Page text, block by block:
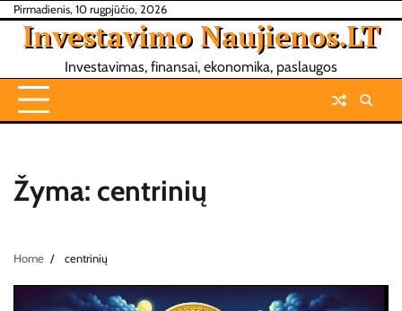
Skip
content
Pirmadienis, 10 rugpjūčio, 2026
Investavimo Naujienos.LT
Investavimas, finansai, ekonomika, paslaugos
Žyma: centrinių
Home centrinių